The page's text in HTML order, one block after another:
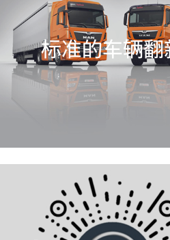
标准的车辆翻